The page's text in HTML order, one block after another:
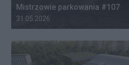
Mistrzowie parkowania #107
Data dodania galerii:
31.05.2026